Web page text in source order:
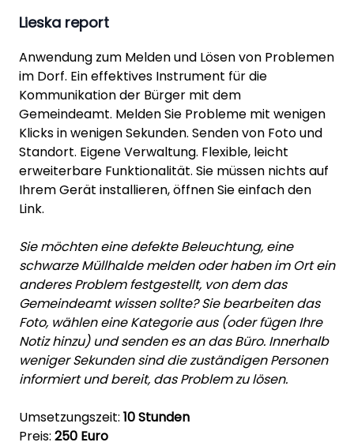
Lieska report
Anwendung zum Melden und Lösen von Problemen
im Dorf. Ein effektives Instrument für die
Kommunikation der Bürger mit dem
Gemeindeamt. Melden Sie Probleme mit wenigen
Klicks in wenigen Sekunden. Senden von Foto und
Standort. Eigene Verwaltung. Flexible, leicht
erweiterbare Funktionalität. Sie müssen nichts auf
Ihrem Gerät installieren, öffnen Sie einfach den
Link.
Sie möchten eine defekte Beleuchtung, eine
schwarze Müllhalde melden oder haben im Ort ein
anderes Problem festgestellt, von dem das
Gemeindeamt wissen sollte? Sie bearbeiten das
Foto, wählen eine Kategorie aus (oder fügen Ihre
Notiz hinzu) und senden es an das Büro. Innerhalb
weniger Sekunden sind die zuständigen Personen
informiert und bereit, das Problem zu lösen.
Umsetzungszeit: 10 Stunden
Preis: 250 Euro